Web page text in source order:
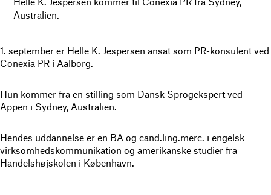
Australien.
1. september er Helle K. Jespersen ansat som PR-konsulent ved
Conexia PR i Aalborg.
Hun kommer fra en stilling som Dansk Sprogekspert ved
Appen i Sydney, Australien.
Hendes uddannelse er en BA og cand.ling.merc. i engelsk
virksomhedskommunikation og amerikanske studier fra
Handelshøjskolen i København.